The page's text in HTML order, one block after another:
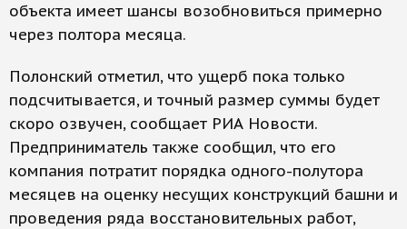
объекта имеет шансы возобновиться примерно
через полтора месяца.
Полонский отметил, что ущерб пока только
подсчитывается, и точный размер суммы будет
скоро озвучен, сообщает РИА Новости.
Предприниматель также сообщил, что его
компания потратит порядка одного-полутора
месяцев на оценку несущих конструкций башни и
проведения ряда восстановительных работ,